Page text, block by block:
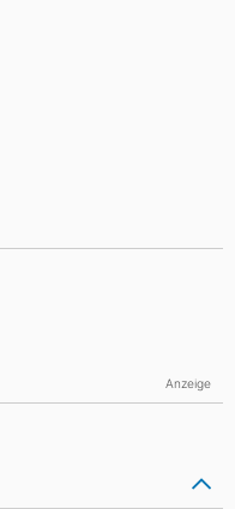
Anzeige